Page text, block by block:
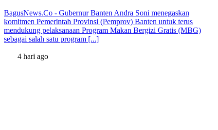
BagusNews.Co - Gubernur Banten Andra Soni menegaskan
komitmen Pemerintah Provinsi (Pemprov) Banten untuk terus
mendukung pelaksanaan Program Makan Bergizi Gratis (MBG)
sebagai salah satu program [...]
4 hari ago